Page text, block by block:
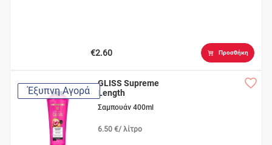
€2.60 Προσθήκη
Έξυπνη Αγορά
GLISS Supreme
Length
Σαμπουάν 400ml
6.50 €/ λίτρο